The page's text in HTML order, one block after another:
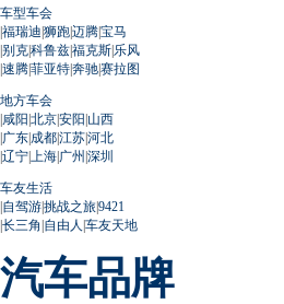
车型车会
|福瑞迪|狮跑|迈腾|宝马
|别克|科鲁兹|福克斯|乐风
|速腾|菲亚特|奔驰|赛拉图
地方车会
|咸阳|北京|安阳|山西
|广东|成都|江苏|河北
|辽宁| 上海|广州 |深圳
车友生活
|自驾游|挑战之旅|9421
|长三角 |自由人 |车友天地
汽车品牌